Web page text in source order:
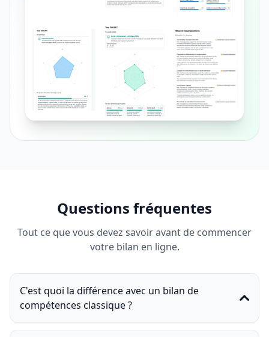
Questions fréquentes
Tout ce que vous devez savoir avant de commencer
votre bilan en ligne.
C'est quoi la différence avec un bilan de
compétences classique ?